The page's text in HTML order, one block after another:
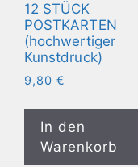
12 STÜCK
POSTKARTEN
(hochwertiger
Kunstdruck)
9,80 €
In den
Warenkorb